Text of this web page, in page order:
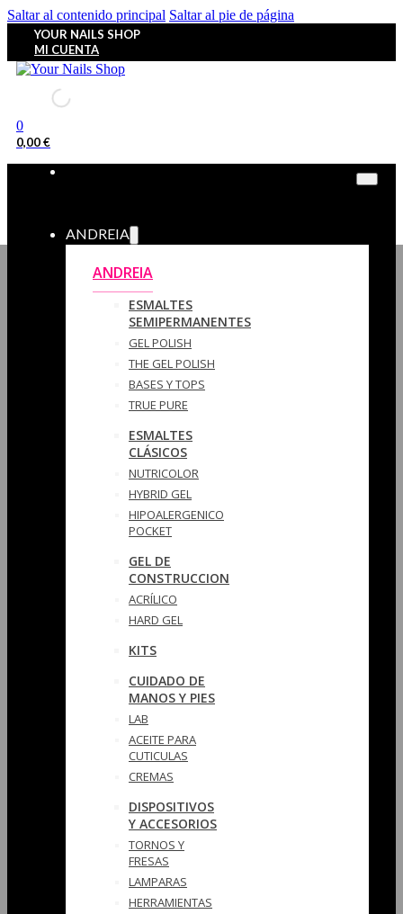
Saltar al contenido principal Saltar al pie de página
YOUR NAILS SHOP
MI CUENTA
0
0,00€
ANDREIA
ANDREIA
ESMALTES
SEMIPERMANENTES
GEL POLISH
THE GEL POLISH
BASES Y‎ TOPS
TRUE PURE
ESMALTES
CLÁSICOS
NUTRICOLOR
HYBRID GEL
HIPOALERGENICO
POCKET
GEL DE
CONSTRUCCION
ACRÍLICO
HARD GEL
KITS
CUIDADO DE
MANOS Y PIES
LAB
ACEITE PARA
CUTICULAS
CREMAS
DISPOSITIVOS
Y ACCESORIOS
TORNOS Y
FRESAS
LAMPARAS
HERRAMIENTAS